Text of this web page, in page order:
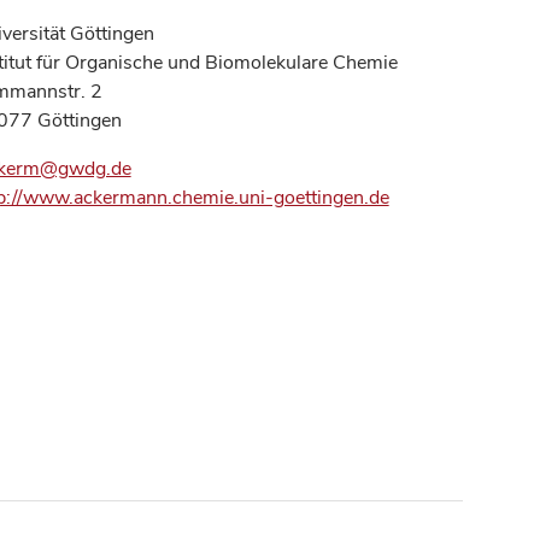
Göttingen
für Organische und Biomolekulare Chemie
2
Göttingen
www.ackermann.chemie.uni-goettingen.de